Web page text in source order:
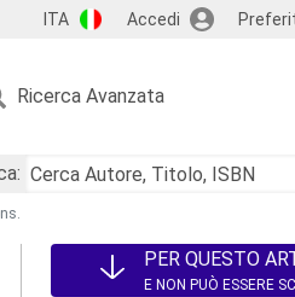
ITA Accedi
Ricerca Avanzata
PER QUESTO
E NON PUÒ ESSERE